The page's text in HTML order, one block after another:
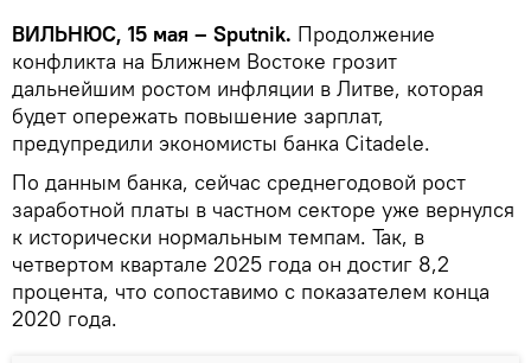
ВИЛЬНЮС, 15 мая – Sputnik. Продолжение
конфликта на Ближнем Востоке грозит
дальнейшим ростом инфляции в Литве, которая
будет опережать повышение зарплат,
предупредили экономисты банка Citadele.
По данным банка, сейчас среднегодовой рост
заработной платы в частном секторе уже вернулся
к исторически нормальным темпам. Так, в
четвертом квартале 2025 года он достиг 8,2
процента, что сопоставимо с показателем конца
2020 года.